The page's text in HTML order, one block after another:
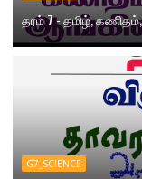
தரம் 7 - தமிழ்,
G7_SCIENCE